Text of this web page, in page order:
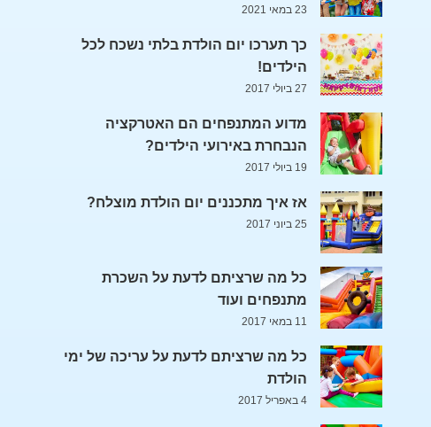
23 במאי 2021
כך תערכו יום הולדת בלתי נשכח לכל
הילדים!
27 ביולי 2017
מדוע המתנפחים הם האטרקציה
הנבחרת באירועי הילדים?
19 ביולי 2017
אז איך מתכננים יום הולדת מוצלח?
25 ביוני 2017
כל מה שרציתם לדעת על השכרת
מתנפחים ועוד
11 במאי 2017
כל מה שרציתם לדעת על עריכה של ימי
הולדת
4 באפריל 2017